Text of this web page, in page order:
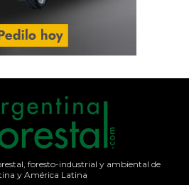
foresto-industrial y ambiental de
y América Latina